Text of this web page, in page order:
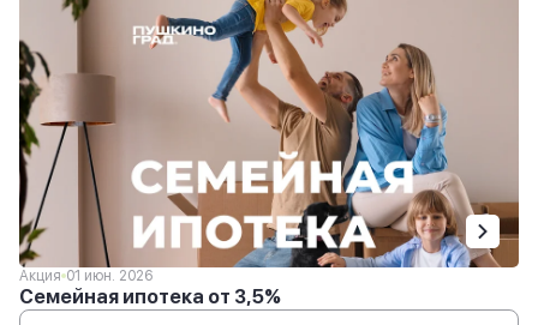
Акция 01 июн. 2026
Семейная ипотека от 3,5%